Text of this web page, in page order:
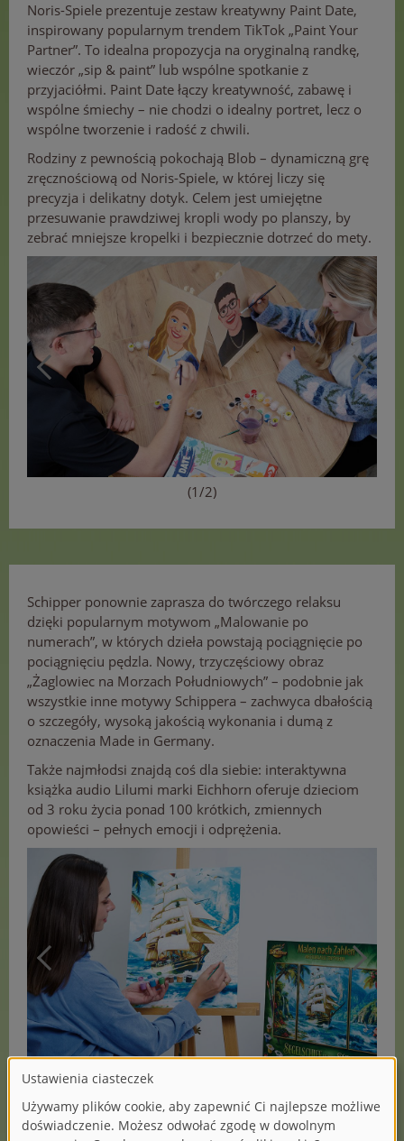
Noris-Spiele prezentuje zestaw kreatywny Paint Date,
inspirowany popularnym trendem TikTok „Paint Your
Partner”. To idealna propozycja na oryginalną randkę,
wieczór „sip & paint” lub wspólne spotkanie z
przyjaciółmi. Paint Date łączy kreatywność, zabawę i
wspólne śmiechy – nie chodzi o idealny portret, lecz o
wspólne tworzenie i radość z chwili.
Rodziny z pewnością pokochają Blob – dynamiczną grę
zręcznościową od Noris-Spiele, w której liczy się
precyzja i delikatny dotyk. Celem jest umiejętne
przesuwanie prawdziwej kropli wody po planszy, by
zebrać mniejsze kropelki i bezpiecznie dotrzeć do mety.
(1/2)
Schipper ponownie zaprasza do twórczego relaksu
dzięki popularnym motywom „Malowanie po
numerach”, w których dzieła powstają pociągnięcie po
pociągnięciu pędzla. Nowy, trzyczęściowy obraz
„Żaglowiec na Morzach Południowych” – podobnie jak
wszystkie inne motywy Schippera – zachwyca dbałością
o szczegóły, wysoką jakością wykonania i dumą z
oznaczenia Made in Germany.
Także najmłodsi znajdą coś dla siebie: interaktywna
książka audio Lilumi marki Eichhorn oferuje dzieciom
od 3 roku życia ponad 100 krótkich, zmiennych
opowieści – pełnych emocji i odprężenia.